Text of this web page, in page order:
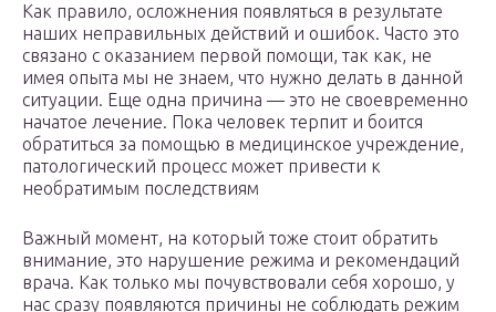
Как правило, осложнения появляться в результате
наших неправильных действий и ошибок. Часто это
связано с оказанием первой помощи, так как, не
имея опыта мы не знаем, что нужно делать в данной
ситуации. Еще одна причина — это не своевременно
начатое лечение. Пока человек терпит и боится
обратиться за помощью в медицинское учреждение,
патологический процесс может привести к
необратимым последствиям
Важный момент, на который тоже стоит обратить
внимание, это нарушение режима и рекомендаций
врача. Как только мы почувствовали себя хорошо, у
нас сразу появляются причины не соблюдать режим